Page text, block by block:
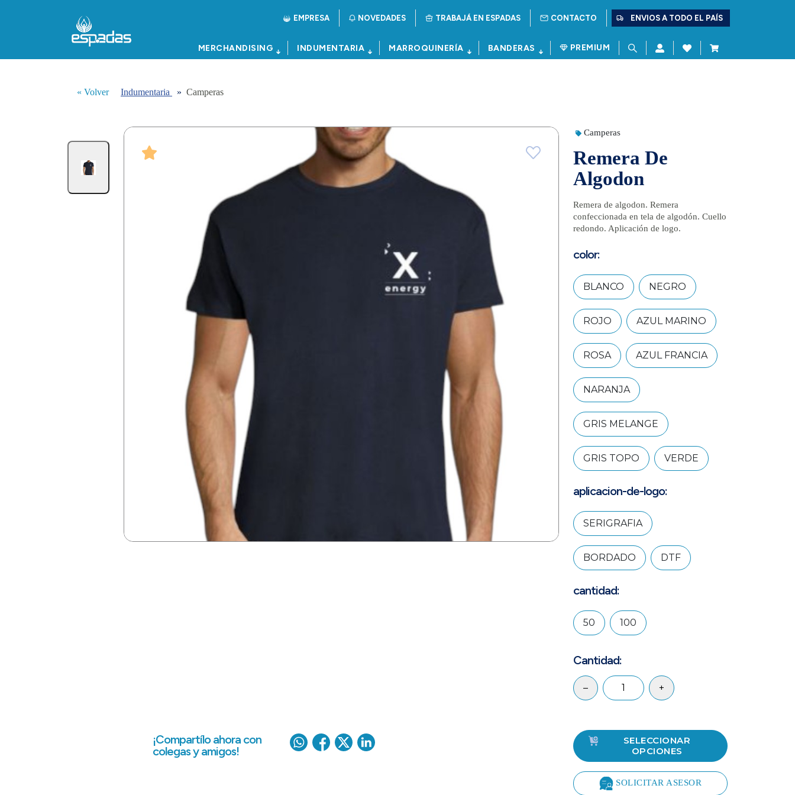
EMPRESA NOVEDADES TRABAJÁ EN ESPADAS CONTACTO ENVIOS A TODO EL PAÍS
MERCHANDISING INDUMENTARIA MARROQUINERÍA BANDERAS PREMIUM
« Volver Indumentaria » Camperas
Camperas
Remera De
Algodon
Remera de algodon. Remera
confeccionada en tela de algodón. Cuello
redondo. Aplicación de logo.
color:
BLANCO NEGRO
ROJO AZUL MARINO
ROSA AZUL FRANCIA
NARANJA
GRIS MELANGE
GRIS TOPO VERDE
aplicacion-de-logo:
SERIGRAFIA
BORDADO DTF
cantidad:
50 100
Cantidad:
– +
¡Compartílo ahora con
colegas y amigos!
SELECCIONAR
OPCIONES
SOLICITAR ASESOR